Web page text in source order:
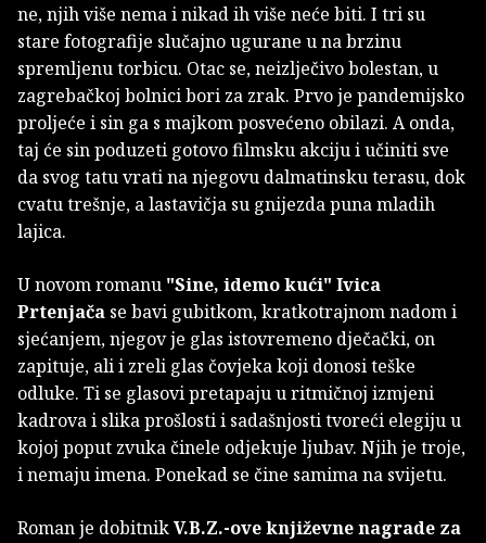
ne, njih više nema i nikad ih više neće biti. I tri su
stare fotografije slučajno ugurane u na brzinu
spremljenu torbicu. Otac se, neizlječivo bolestan, u
zagrebačkoj bolnici bori za zrak. Prvo je pandemijsko
proljeće i sin ga s majkom posvećeno obilazi. A onda,
taj će sin poduzeti gotovo filmsku akciju i učiniti sve
da svog tatu vrati na njegovu dalmatinsku terasu, dok
cvatu trešnje, a lastavičja su gnijezda puna mladih
lajica.
U novom romanu "Sine, idemo kući" Ivica
Prtenjača se bavi gubitkom, kratkotrajnom nadom i
sjećanjem, njegov je glas istovremeno dječački, on
zapituje, ali i zreli glas čovjeka koji donosi teške
odluke. Ti se glasovi pretapaju u ritmičnoj izmjeni
kadrova i slika prošlosti i sadašnjosti tvoreći elegiju u
kojoj poput zvuka činele odjekuje ljubav. Njih je troje,
i nemaju imena. Ponekad se čine samima na svijetu.
Roman je dobitnikV.B.Z.-ove književne nagrade za